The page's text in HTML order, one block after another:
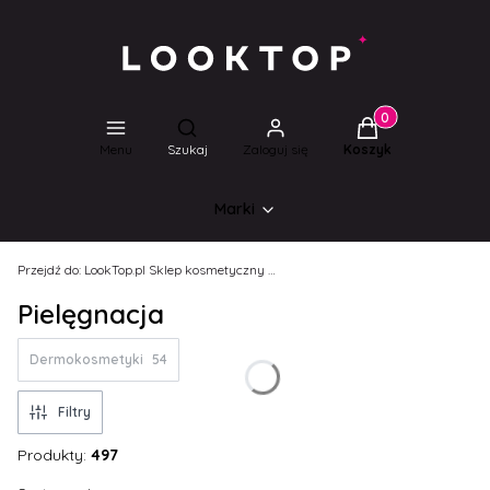
Menu
Otwórz wyszukiwarkę
Szukaj Zaloguj się
Produkty w
Koszyk
Marki
Przejdź do: LookTop.pl Sklep kosmetyczny dla wyjątkowych kobiet!
Pielęgnacja
Dermokosmetyki 54
Filtry
Produkty: 497